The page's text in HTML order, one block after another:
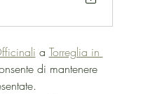
a Torreglia in
di mantenere